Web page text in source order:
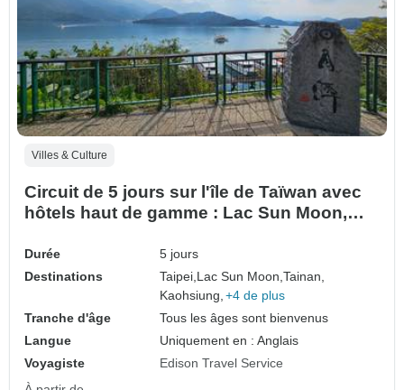
Villes & Culture
Circuit de 5 jours sur l'île de Taïwan avec
hôtels haut de gamme : Lac Sun Moon,
Durée
5 jours
Destinations
Taipei, Lac Sun Moon,Tainan,
Kaohsiung, +4 de plus
Tranche d'âge
Tous les âges sont bienvenus
Langue
Uniquement en : Anglais
Voyagiste
Edison Travel Service